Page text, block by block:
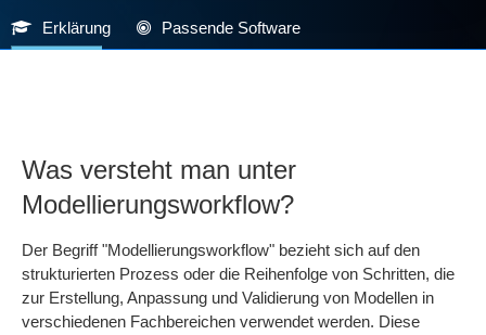
Erklärung Passende Software
Was versteht man unter
Modellierungsworkflow?
Der Begriff "Modellierungsworkflow" bezieht sich auf den
strukturierten Prozess oder die Reihenfolge von Schritten, die
zur Erstellung, Anpassung und Validierung von Modellen in
verschiedenen Fachbereichen verwendet werden. Diese